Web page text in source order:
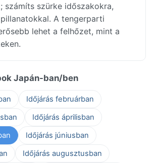
számíts szürke időszakokra,
A tengerparti
lehet a felhőzet, mint a
Japán-ban/ben
Időjárás februárban
Időjárás áprilisban
Időjárás júniusban
Időjárás augusztusban